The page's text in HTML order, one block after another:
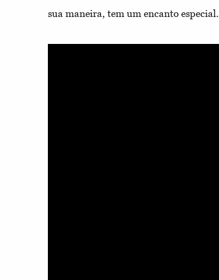
sua maneira, tem um encanto especial.